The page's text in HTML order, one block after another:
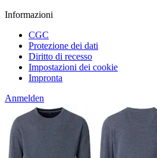
Informazioni
CGC
Protezione dei dati
Diritto di recesso
Impostazioni dei cookie
Impronta
Anmelden